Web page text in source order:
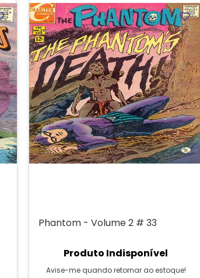
Phantom - Volume 2 # 33
Produto Indisponível
Avise-me quando retornar ao estoque!